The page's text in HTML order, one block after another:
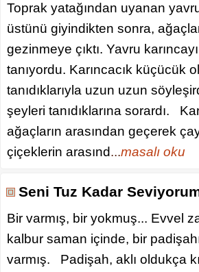
Toprak yatağından uyanan
üstünü giyindikten sonra,
gezinmeye çıktı. Yavru
tanıyordu. Karıncacık küçücük
tanıdıklarıyla uzun uzun
şeyleri tanıdıklarına sorardı.
ağaçların arasından geçerek
çiçeklerin arasınd...masalı oku
Seni Tuz Kadar
Bir varmış, bir yokmuş... Evvel
kalbur saman içinde, bir
varmış. Padişah, aklı oldukça